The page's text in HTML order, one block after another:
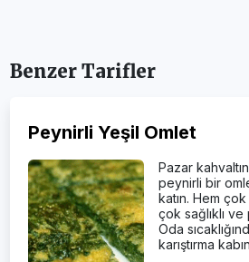
Benzer Tarifler
Peynirli Yeşil Omlet
Pazar
peynirli bir
katın. Hem
çok sağlıklı
Oda
karıştırma